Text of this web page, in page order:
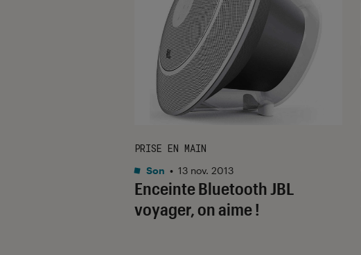
Enceinte Bluetooth JBL
voyager, on aime !
PRISE EN MAIN
Son • 13 nov. 2013